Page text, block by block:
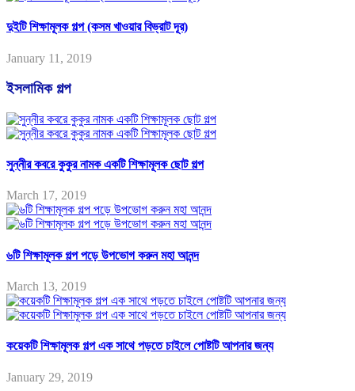
দুইটি শিক্ষামূলক গল্প (কসম খাওয়ার বিভ্রাট দূর)
January 11, 2019
ইসলামিক গল্প
সুন্নীর কবরে কুকুর নামক একটি শিক্ষামূলক ছোট গল্প
March 17, 2019
৬টি শিক্ষামূলক গল্প পড়ে উপভোগ করুন মহা আনন্দ
March 13, 2019
কয়েকটি শিক্ষামূলক গল্প এক সাথে পড়তে চাইলে পোষ্টটি আপনার জন্য
January 29, 2019